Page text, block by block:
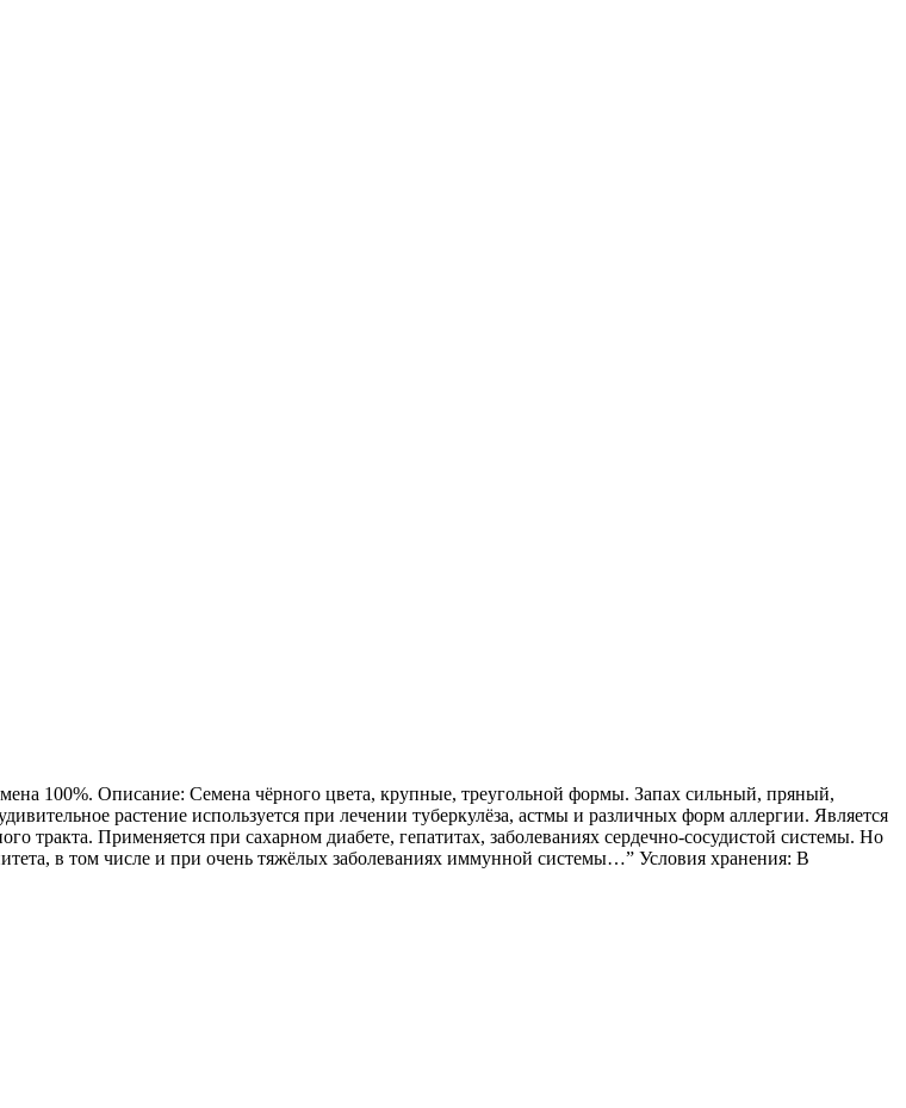
100%. Описание: Семена чёрного цвета, крупные, треугольной формы. Запах сильный, пряный,
растение используется при лечении туберкулёза, астмы и различных форм аллергии. Является
тракта. Применяется при сахарном диабете, гепатитах, заболеваниях сердечно-сосудистой системы. Но
в том числе и при очень тяжёлых заболеваниях иммунной системы…” Условия хранения: В